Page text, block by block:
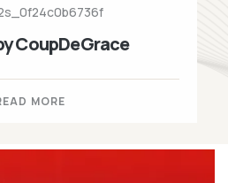
CoupDeGrace
MORE